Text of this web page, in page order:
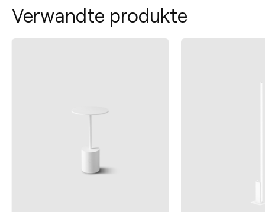
Verwandte produkte